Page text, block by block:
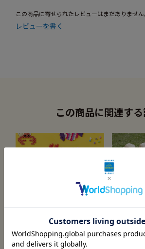
この商品に寄せられたレビューはまだありません
レビューを書く
この商品に関連す
アイロンの熱でくっつく Lykke（幸せ
デンマー
子育て